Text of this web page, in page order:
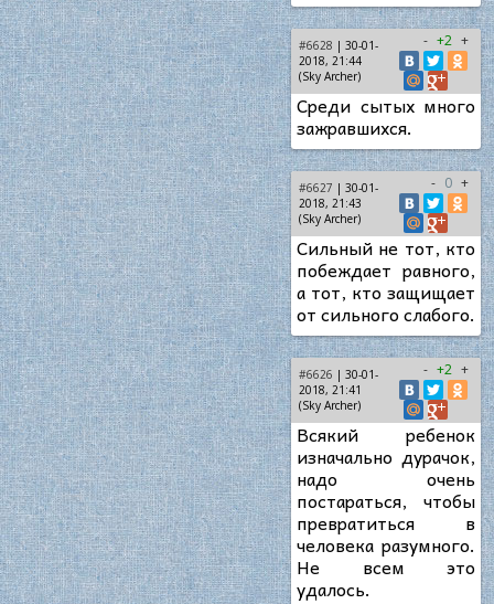
#6628 | 30-01-
2018, 21:44
(Sky Archer)
- +2 +
Среди сытых много
зажравшихся.
#6627 | 30-01-
2018, 21:43
(Sky Archer)
- 0 +
Сильный не тот, кто
побеждает равного,
а тот, кто защищает
от сильного слабого.
#6626 | 30-01-
2018, 21:41
(Sky Archer)
- +2 +
Всякий ребенок
изначально дурачок,
надо очень
постараться, чтобы
превратиться в
человека разумного.
Не всем это
удалось.